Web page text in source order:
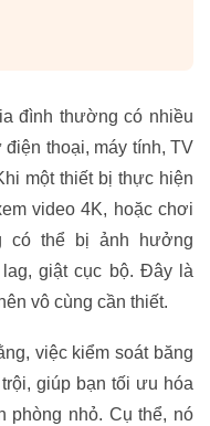
đình thường có nhiều
thoại, máy tính, TV
một thiết bị thực hiện
video 4K, hoặc chơi
có thể bị ảnh hưởng
giật cục bộ. Đây là
vô cùng cần thiết.
việc kiểm soát băng
giúp bạn tối ưu hóa
phòng nhỏ. Cụ thể, nó